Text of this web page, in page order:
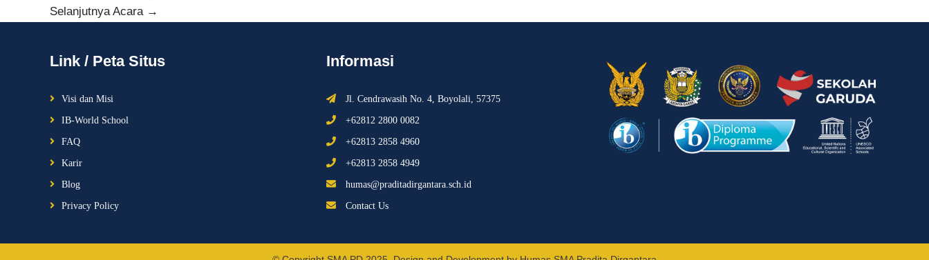
Selanjutnya Acara →
Link / Peta Situs
Visi dan Misi
IB-World School
FAQ
Karir
Blog
Privacy Policy
Informasi
Jl. Cendrawasih No. 4, Boyolali, 57375
+62812 2800 0082
+62813 2858 4960
+62813 2858 4949
humas@praditadirgantara.sch.id
Contact Us